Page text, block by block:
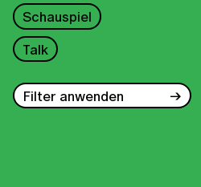
Schauspiel
Talk
Filter anwenden